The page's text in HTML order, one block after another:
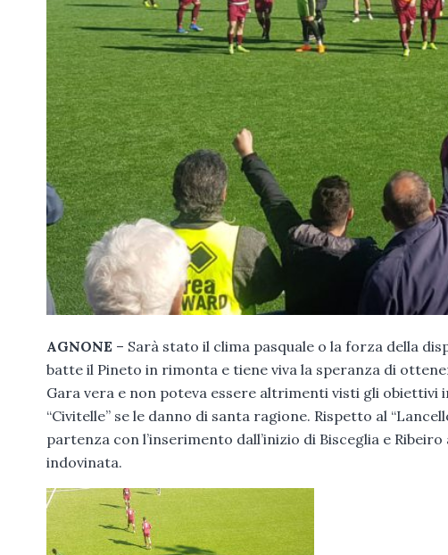
AGNONE – Sarà stato il clima pasquale o la forza della
batte il Pineto in rimonta e tiene viva la speranza di
Gara vera e non poteva essere altrimenti visti gli
“Civitelle” se le danno di santa ragione. Rispetto al
partenza con l’inserimento dall’inizio di Bisceglia e
indovinata.